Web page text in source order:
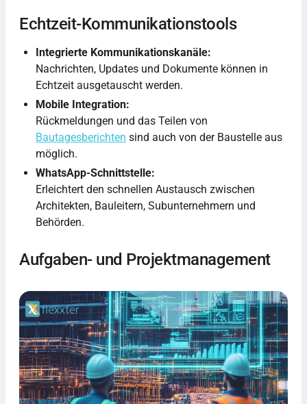
Echtzeit-Kommunikationstools
Integrierte Kommunikationskanäle:
Nachrichten, Updates und Dokumente können in
Echtzeit ausgetauscht werden.
Mobile Integration:
Rückmeldungen und das Teilen von
Bautagesberichten sind auch von der Baustelle aus
möglich.
WhatsApp-Schnittstelle:
Erleichtert den schnellen Austausch zwischen
Architekten, Bauleitern, Subunternehmern und
Behörden.
Aufgaben- und Projektmanagement